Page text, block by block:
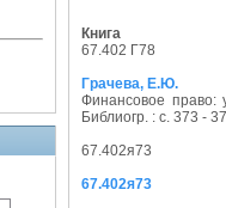
Книга
67.402 Г78
Грачева, Е.Ю.
Финансовое право:
Библиогр. : с. 373 -
67.402я73
67.402я73